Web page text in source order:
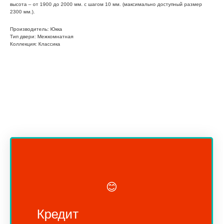
высота – от 1900 до 2000 мм. с шагом 10 мм. (максимально доступный размер
2300 мм.).
Производитель: Юкка
Тип двери: Межкомнатная
Коллекция: Классика
😊
Кредит